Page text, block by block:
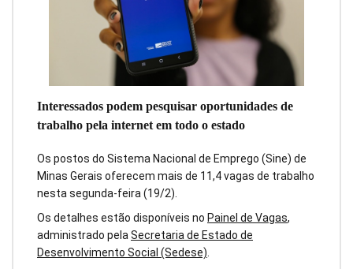
Interessados podem pesquisar oportunidades de
trabalho pela internet em todo o estado
Os postos do Sistema Nacional de Emprego (Sine) de
Minas Gerais oferecem mais de 11,4 vagas de trabalho
nesta segunda-feira (19/2).
Os detalhes estão disponíveis no Painel de Vagas,
administrado pelaSecretaria de Estado de
Desenvolvimento Social (Sedese).